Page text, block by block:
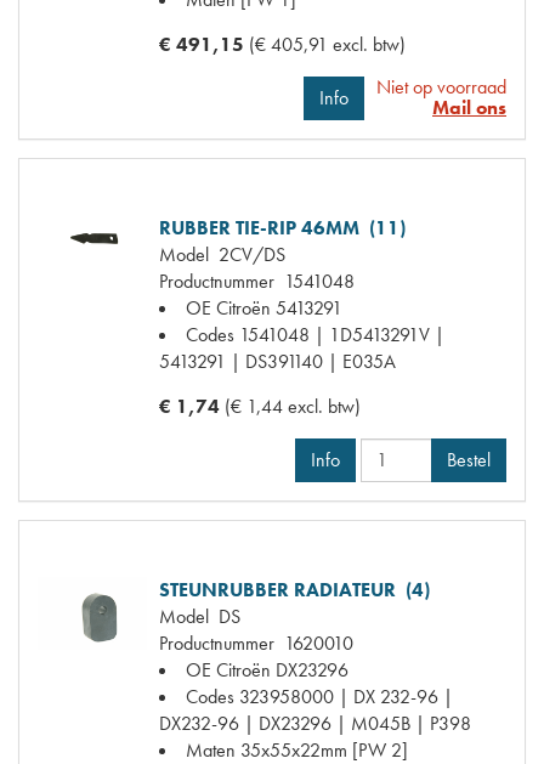
€ 491,15 (€ 405,91 excl. btw)
Info
Niet op voorraad
Mail ons
RUBBER TIE-RIP 46MM (11)
Model 2CV/DS
Productnummer 1541048
OE Citroën 5413291
Codes 1541048 | 1D5413291V |
5413291 | DS391140 | E035A
€ 1,74 (€ 1,44 excl. btw)
Info Bestel
STEUNRUBBER RADIATEUR (4)
Model DS
Productnummer 1620010
OE Citroën DX23296
Codes 323958000 | DX 232-96 |
DX232-96 | DX23296 | M045B | P398
Maten 35x55x22mm [PW 2]